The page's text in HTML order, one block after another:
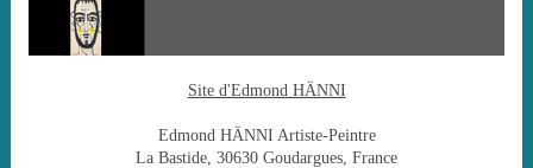
Site d'Edmond HÄNNI
Edmond HÄNNI Artiste-Peintre
La Bastide, 30630 Goudargues, France